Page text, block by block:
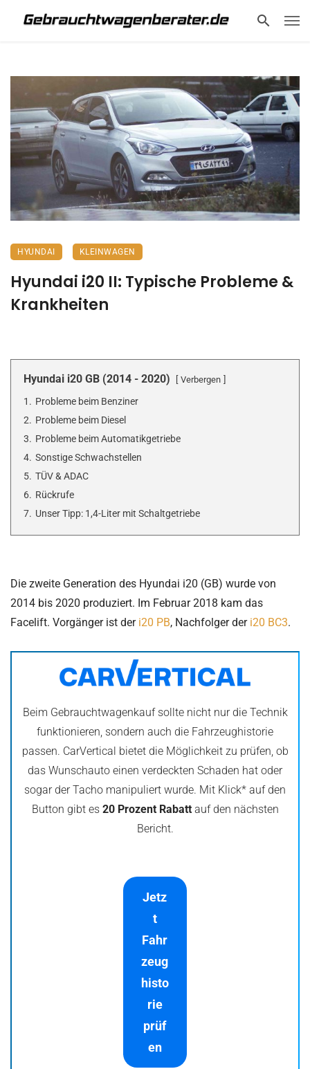
HYUNDAI KLEINWAGEN
Hyundai i20 II: Typische Probleme &
Krankheiten
Hyundai i20 GB (2014 - 2020) Verbergen
1. Probleme beim Benziner
2. Probleme beim Diesel
3. Probleme beim Automatikgetriebe
4. Sonstige Schwachstellen
5. TÜV & ADAC
6. Rückrufe
7. Unser Tipp: 1,4-Liter mit Schaltgetriebe
Die zweite Generation des Hyundai i20 (GB) wurde von
2014 bis 2020 produziert. Im Februar 2018 kam das
Facelift. Vorgänger ist der i20 PB, Nachfolger der i20 BC3.
Beim Gebrauchtwagenkauf sollte nicht nur die Technik
funktionieren, sondern auch die Fahrzeughistorie
passen. CarVertical bietet die Möglichkeit zu prüfen, ob
das Wunschauto einen verdeckten Schaden hat oder
sogar der Tacho manipuliert wurde. Mit Klick* auf den
Button gibt es 20 Prozent Rabattauf den nächsten
Bericht.
Jetz
t
Fahr
zeug
histo
rie
prüf
en